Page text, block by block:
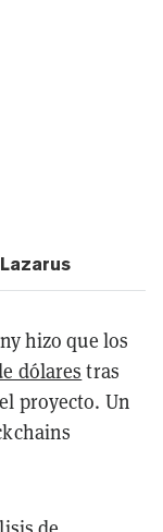
hizo que los
dólares tras
proyecto. Un